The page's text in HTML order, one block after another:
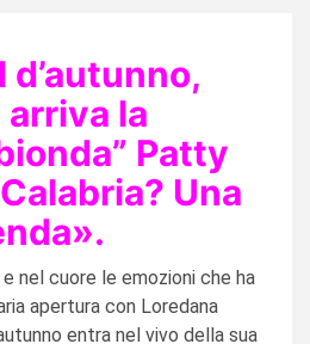
d’autunno,
la
Patty
Una
nel cuore le emozioni che ha
apertura con Loredana
entra nel vivo della sua